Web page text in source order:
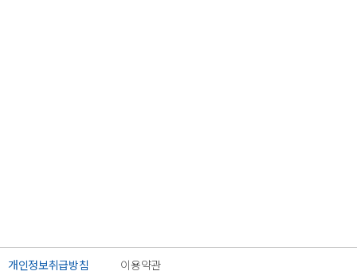
개인정보취급방침 이용약관